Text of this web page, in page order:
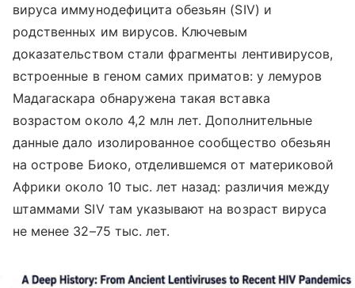
вируса иммунодефицита обезьян (SIV) и
родственных им вирусов. Ключевым
доказательством стали фрагменты лентивирусов,
встроенные в геном самих приматов: у лемуров
Мадагаскара обнаружена такая вставка
возрастом около 4,2 млн лет. Дополнительные
данные дало изолированное сообщество обезьян
на острове Биоко, отделившемся от материковой
Африки около 10 тыс. лет назад: различия между
штаммами SIV там указывают на возраст вируса
не менее 32–75 тыс. лет.